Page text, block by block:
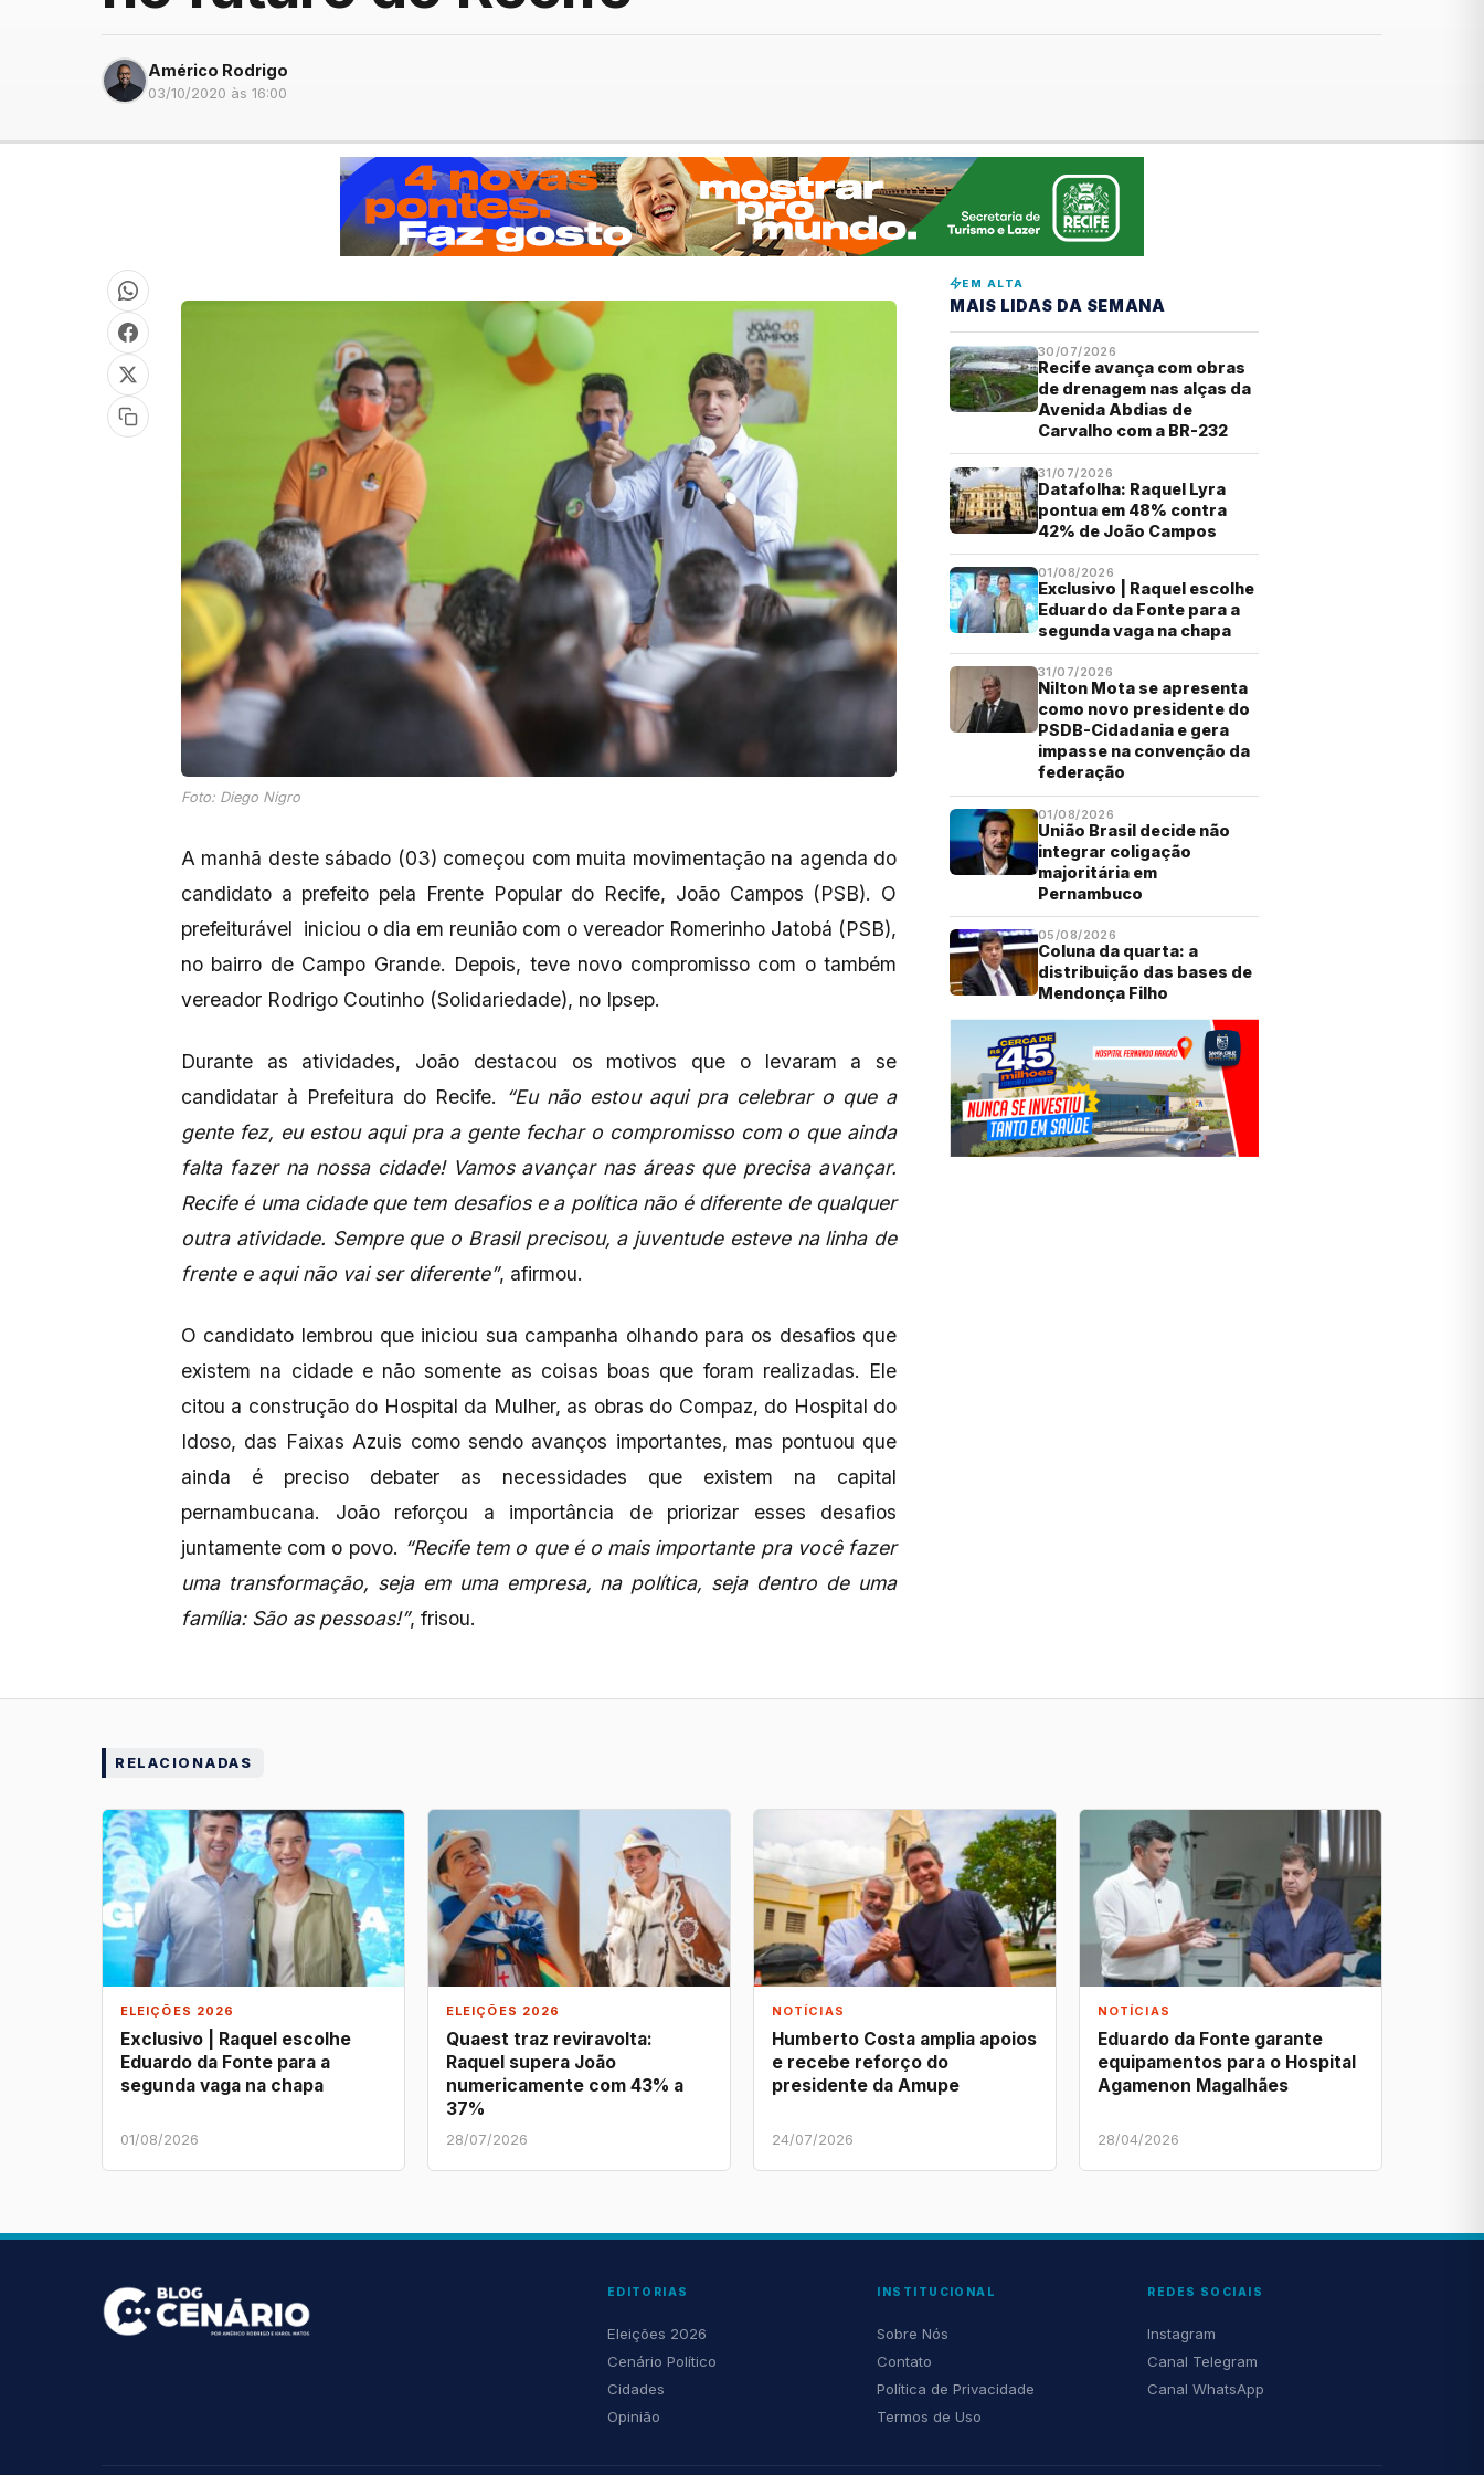
Américo Rodrigo
03/10/2020 às 16:00
Foto: Diego Nigro
A manhã deste sábado (03) começou com muita movimentação na agenda do
candidato a prefeito pela Frente Popular do Recife, João Campos (PSB). O
prefeiturável iniciou o dia em reunião com o vereador Romerinho Jatobá (PSB),
no bairro de Campo Grande. Depois, teve novo compromisso com o também
vereador Rodrigo Coutinho (Solidariedade), no Ipsep.
Durante as atividades, João destacou os motivos que o levaram a se
candidatar à Prefeitura do Recife.
“Eu não estou aqui pra celebrar o que a
gente fez, eu estou aqui pra a gente fechar o compromisso com o que ainda
falta fazer na nossa cidade! Vamos avançar nas áreas que precisa avançar.
Recife é uma cidade que tem desafios e a política não é diferente de qualquer
outra atividade. Sempre que o Brasil precisou, a juventude esteve na linha de
frente e aqui não vai ser diferente”, afirmou.
O candidato lembrou que iniciou sua campanha olhando para os desafios que
existem na cidade e não somente as coisas boas que foram realizadas. Ele
citou a construção do Hospital da Mulher, as obras do Compaz, do Hospital do
Idoso, das Faixas Azuis como sendo avanços importantes, mas pontuou que
ainda é preciso debater as necessidades que existem na capital
pernambucana. João reforçou a importância de priorizar esses desafios
juntamente com o povo. “Recife tem o que é o mais importante pra você fazer
uma transformação, seja em uma empresa, na política, seja dentro de uma
família: São as pessoas!”, frisou.
EM ALTA
MAIS LIDAS DA SEMANA
30/07/2026
Recife avança com obras
de drenagem nas alças da
Avenida Abdias de
Carvalho com a BR-232
31/07/2026
Datafolha: Raquel Lyra
pontua em 48% contra
42% de João Campos
01/08/2026
Exclusivo | Raquel escolhe
Eduardo da Fonte para a
segunda vaga na chapa
31/07/2026
Nilton Mota se apresenta
como novo presidente do
PSDB-Cidadania e gera
impasse na convenção da
federação
01/08/2026
União Brasil decide não
integrar coligação
majoritária em
Pernambuco
05/08/2026
Coluna da quarta: a
distribuição das bases de
Mendonça Filho
RELACIONADAS
ELEIÇÕES 2026
Exclusivo | Raquel escolhe
Eduardo da Fonte para a
segunda vaga na chapa
01/08/2026
ELEIÇÕES 2026
Quaest traz reviravolta:
Raquel supera João
numericamente com 43% a
37%
28/07/2026
NOTÍCIAS
Humberto Costa amplia apoios
e recebe reforço do
presidente da Amupe
24/07/2026
NOTÍCIAS
Eduardo da Fonte garante
equipamentos para o Hospital
Agamenon Magalhães
28/04/2026
EDITORIAS
Eleições 2026
Cenário Político
Cidades
Opinião
INSTITUCIONAL
Sobre Nós
Contato
Política de Privacidade
Termos de Uso
REDES SOCIAIS
Instagram
Canal Telegram
Canal WhatsApp